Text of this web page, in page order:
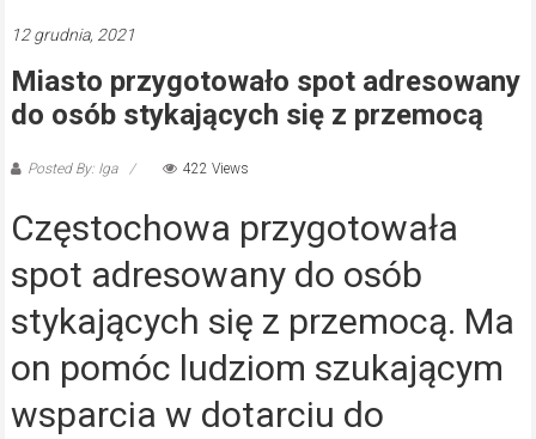
12 grudnia, 2021
Miasto przygotowało spot adresowany
do osób stykających się z przemocą
Posted By: Iga 422 Views
Częstochowa przygotowała
spot adresowany do osób
stykających się z przemocą. Ma
on pomóc ludziom szukającym
wsparcia w dotarciu do